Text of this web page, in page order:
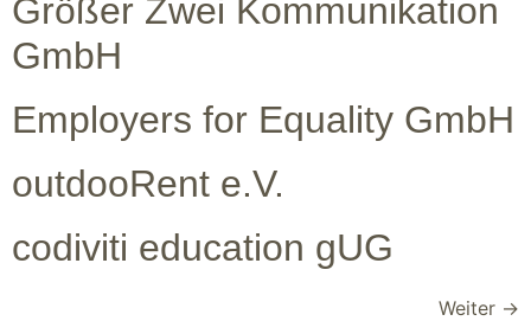
Größer Zwei Kommunikation
GmbH
Employers for Equality GmbH
outdooRent e.V.
codiviti education gUG
Weiter →